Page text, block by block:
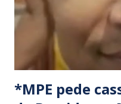
congestionamentos e
*MPE pede